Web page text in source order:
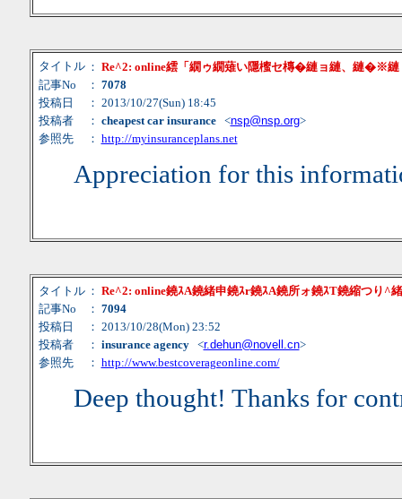
タイトル ： Re^2: online繧「繝ゥ繝薙い隱櫁セ槫�縺ョ縺、縺�※
記事No
： 7078
投稿日
： 2013/10/27(Sun) 18:45
投稿者
： cheapest car insurance<nsp@nsp.org>
参照先
： http://myinsuranceplans.net
Appreciation for this
タイトル ： Re^2: online鐃ｽA鐃緒申鐃ｽr鐃ｽA鐃所ォ鐃ｽT鐃縮つり^
記事No
： 7094
投稿日
： 2013/10/28(Mon) 23:52
投稿者
： insurance agency<r.dehun@novell.cn>
参照先
： http://www.bestcoverageonline.com/
Deep thought! Thanks for